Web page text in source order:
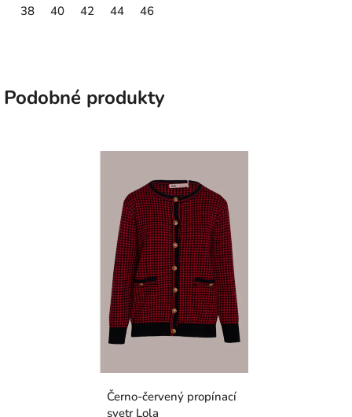
38 40 42 44 46
Podobné produkty
Černo-červený propínací
svetr Lola